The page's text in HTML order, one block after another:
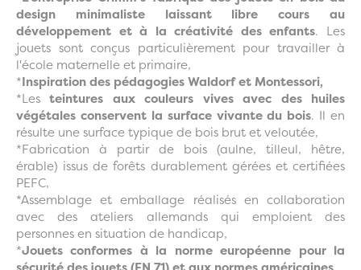
design minimaliste laissant libre cours au
développement et à la créativité des enfants. Les
jouets sont conçus particulièrement pour travailler à
l'école maternelle et primaire,
*Inspiration des pédagogies Waldorf et Montessori,
*Les teintures aux couleurs vives avec des huiles
végétales conservent la surface vivante du bois. Il en
résulte une surface typique de bois brut et veloutée,
*Fabrication à partir de bois (aulne, tilleul, hêtre,
érable) issus de forêts durablement gérées et certifiées
PEFC,
*Assemblage et emballage réalisés en collaboration
avec des ateliers allemands qui emploient des
personnes en situation de handicap,
*Jouets conformes à la norme européenne pour la